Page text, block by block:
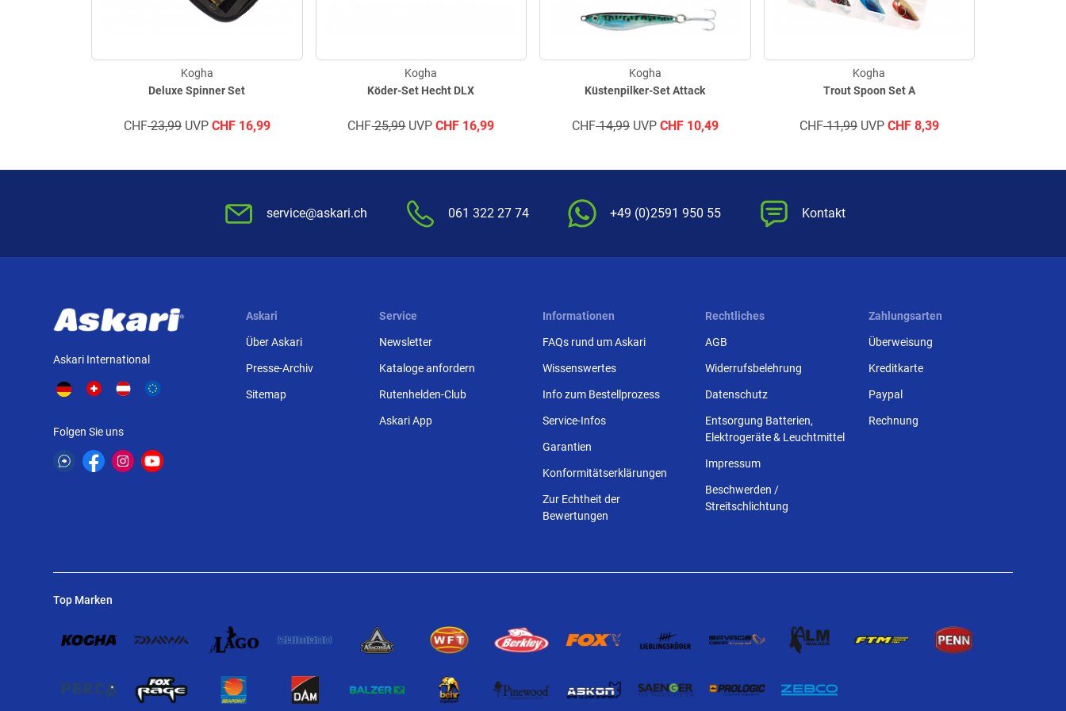
Deluxe Spinner Set
Kogha
CHF23,99UVP CHF16,99
Köder-Set Hecht DLX
Kogha
CHF25,99UVP CHF 16,99
Küstenpilker-Set Attack
Kogha
CHF14,99UVP CHF10,49
Trout Spoon Set A
Kogha
CHF11,99UVP CHF8,39
service@askari.ch 061 322 27 74 +49 (0)2591 950 55 Kontakt
Askari International
Folgen Sie uns
Askari
Über Askari
Presse-Archiv
Sitemap
Service
Newsletter
Kataloge anfordern
Rutenhelden-Club
Askari App
Informationen
FAQs rund um Askari
Wissenswertes
Info zum Bestellprozess
Service-Infos
Garantien
Konformitätserklärungen
Zur Echtheit der
Bewertungen
Rechtliches
AGB
Widerrufsbelehrung
Datenschutz
Entsorgung Batterien,
Elektrogeräte & Leuchtmittel
Impressum
Beschwerden /
Streitschlichtung
Zahlungsarten
Überweisung
Kreditkarte
Paypal
Rechnung
Top Marken